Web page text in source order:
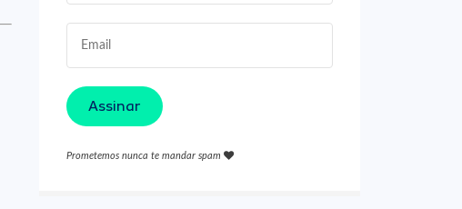
Assinar
Prometemos nunca te mandar spam